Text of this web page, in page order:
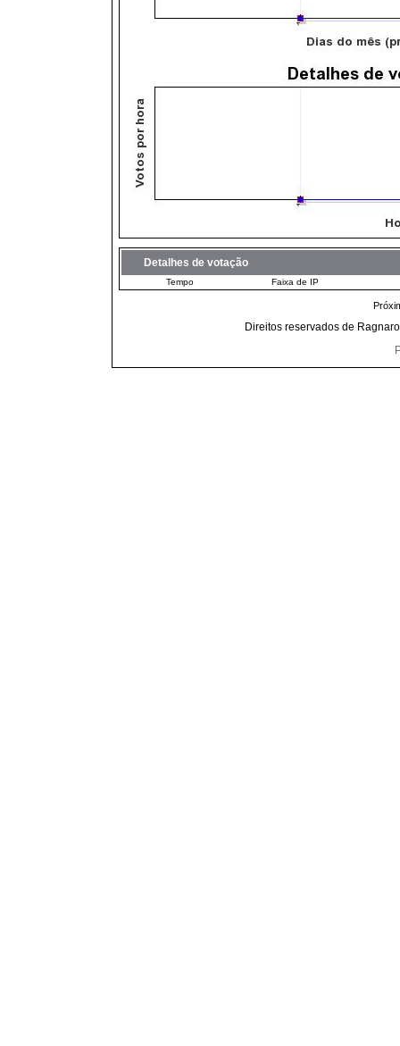
Detalhes de votação
Tempo Faixa de IP
Direitos reservados de